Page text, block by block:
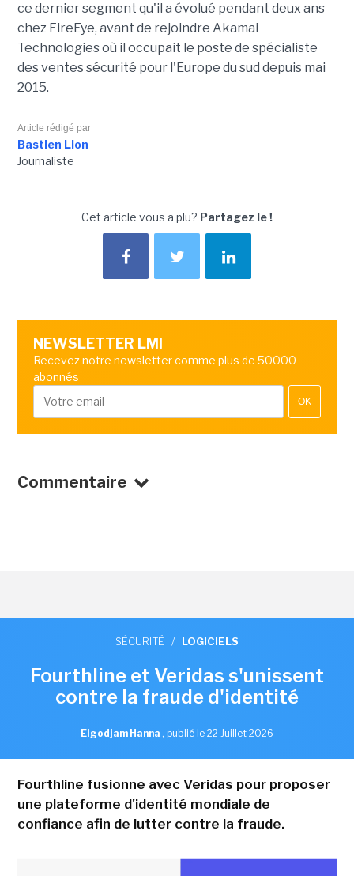
ce dernier segment qu'il a évolué pendant deux ans
chez FireEye, avant de rejoindre Akamai
Technologies où il occupait le poste de spécialiste
des ventes sécurité pour l'Europe du sud depuis mai
2015.
Article rédigé par
Bastien Lion
Journaliste
Cet article vous a plu? Partagez le !
NEWSLETTER LMI
Recevez notre newsletter comme plus de 50000
abonnés
OK
Commentaire
SÉCURITÉ / LOGICIELS
Fourthline et Veridas s'unissent
contre la fraude d'identité
Elgodjam Hanna , publié le 22 Juillet 2026
Fourthline fusionne avec Veridas pour proposer
une plateforme d'identité mondiale de
confiance afin de lutter contre la fraude.